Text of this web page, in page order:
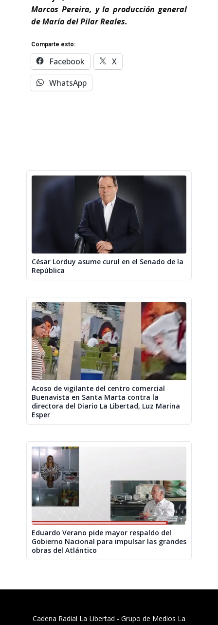
Marcos Pereira, y la producción general
de María del Pilar Reales.
Comparte esto:
Facebook
X
WhatsApp
César Lorduy asume curul en el Senado de la
República
Acoso de vigilante del centro comercial
Buenavista en Santa Marta contra la
directora del Diario La Libertad, Luz Marina
Esper
Eduardo Verano pide mayor respaldo del
Gobierno Nacional para impulsar las grandes
obras del Atlántico
Cadena Radial La Libertad​ - Grupo de Medios La